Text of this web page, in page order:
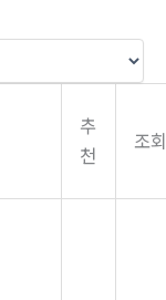
추
천
조